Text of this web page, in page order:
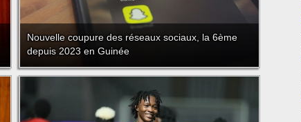
Nouvelle coupure des réseaux sociaux, la 6ème
depuis 2023 en Guinée